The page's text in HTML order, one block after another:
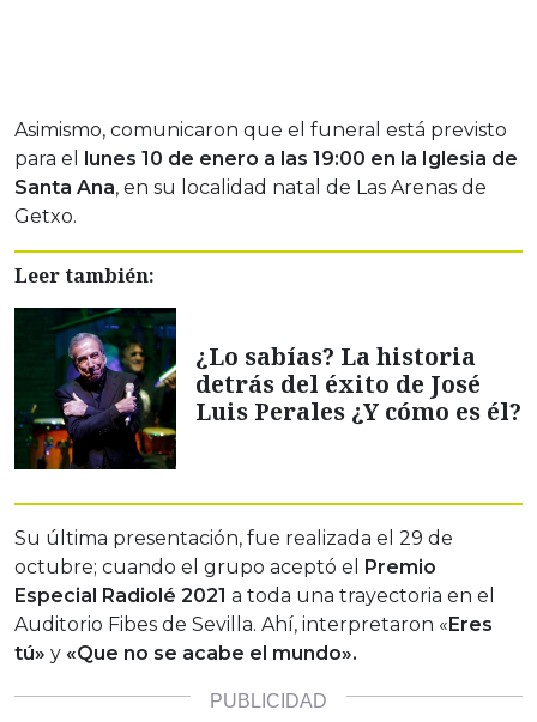
Asimismo, comunicaron que el funeral está previsto
para el
lunes 10 de enero a las 19:00 en la Iglesia de
Santa Ana, en su localidad natal de Las Arenas de
Getxo.
Leer también:
¿Lo sabías? La historia
detrás del éxito de José
Luis Perales ¿Y cómo es él?
Su última presentación, fue realizada el 29 de
octubre; cuando el grupo aceptó el
Premio
Especial Radiolé 2021 a toda una trayectoria en el
Auditorio Fibes de Sevilla. Ahí, interpretaron « Eres
tú» y «Que no se acabe el mundo».